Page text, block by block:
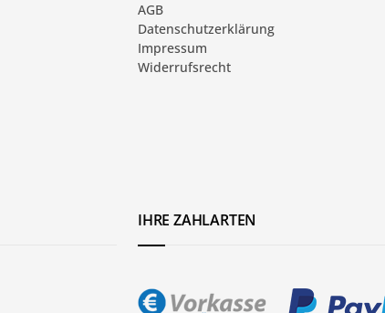
AGB
Datenschutzerklärung
Impressum
Widerrufsrecht
IHRE ZAHLARTEN